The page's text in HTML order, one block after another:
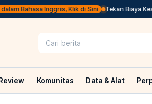
Bahasa Inggris, Klik di Sini Tekan Biaya
Komunitas Data & Alat